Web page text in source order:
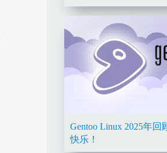
Gentoo Linux 2025年回
快乐！